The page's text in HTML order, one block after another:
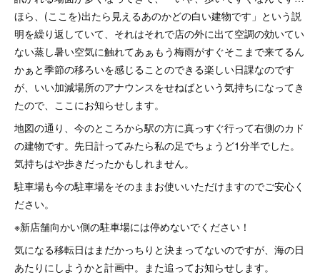
ほら、(ここを)出たら見えるあのかどの白い建物です」という説
明を繰り返していて、それはそれで店の外に出て空調の効いてい
ない蒸し暑い空気に触れてあぁもう梅雨がすぐそこまで来てるん
かぁと季節の移ろいを感じることのできる楽しい日課なのです
が、いい加減場所のアナウンスをせねばという気持ちになってき
たので、ここにお知らせします。
地図の通り、今のところから駅の方に真っすぐ行って右側のカド
の建物です。先日計ってみたら私の足でちょうど1分半でした。
気持ちはや歩きだったかもしれません。
駐車場も今の駐車場をそのままお使いいただけますのでご安心く
ださい。
※新店舗向かい側の駐車場には停めないでください！
気になる移転日はまだかっちりと決まってないのですが、海の日
あたりにしようかと計画中。また追ってお知らせします。